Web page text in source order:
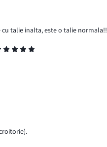
talie inalta, este o talie normala!!